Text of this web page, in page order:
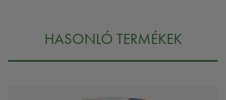
HASONLÓ TERMÉKEK